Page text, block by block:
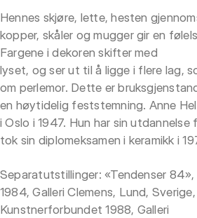
Hennes skjøre, lette, hesten
kopper, skåler og mugger gir en
Fargene i dekoren skifter med
lyset, og ser ut til å ligge i flere lag,
om perlemor. Dette er
en høytidelig feststemning. Anne
i Oslo i 1947. Hun har sin utdannelse
tok sin diplomeksamen i keramikk i
Separatutstillinger: «Tendenser 84»,
1984, Galleri Clemens, Lund, Sverige,
Kunstnerforbundet 1988, Galleri